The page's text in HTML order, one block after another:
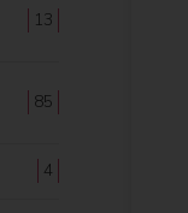
13
85
4